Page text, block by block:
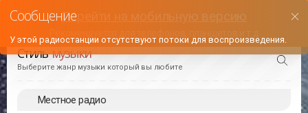
Перейти на мобильную версию
Стильмузыки
Выберите жанр музыки который вы любите
Местное радио
У этой радиостанции отсутствуют потоки для воспроизведения.